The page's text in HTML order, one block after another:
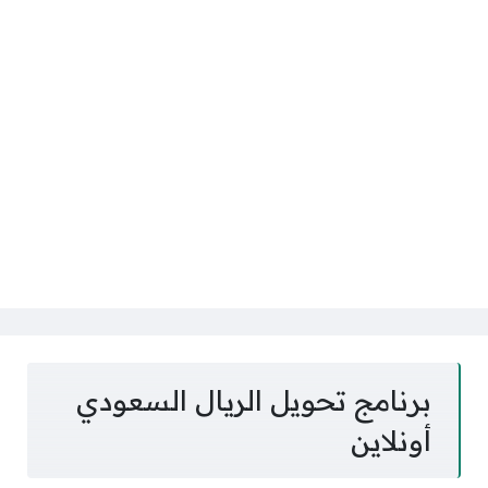
برنامج تحويل الريال السعودي
أونلاين